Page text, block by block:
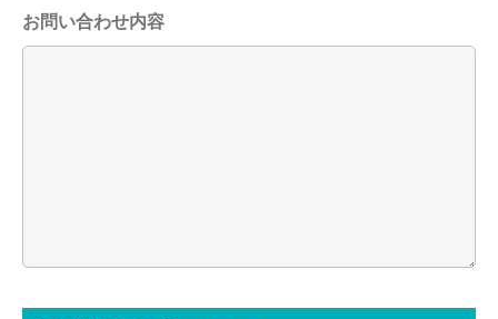
お問い合わせ内容